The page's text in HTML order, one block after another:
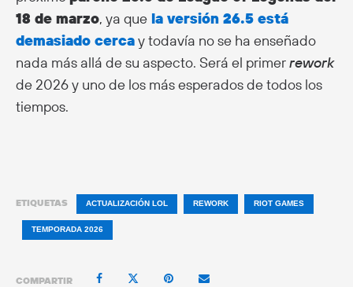
18 de marzo, ya que la versión 26.5 está
demasiado cercay todavía no se ha enseñado
nada más allá de su aspecto. Será el primerrework
de 2026 y uno de los más esperados de todos los
tiempos.
ETIQUETAS ACTUALIZACIÓN LOL REWORK RIOT GAMES
TEMPORADA 2026
COMPARTIR